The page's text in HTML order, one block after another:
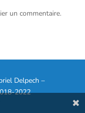
un commentaire.
Delpech –
2022